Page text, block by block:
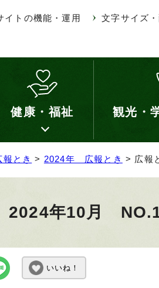
イトの機能・運用 文字サイズ
健康・福祉 観光・
報とき > 2024年 広報とき > 広報
2024年10月
いいね！